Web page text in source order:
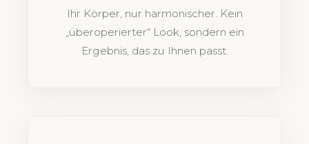
Ihr Körper, nur harmonischer. Kein
„überoperierter“ Look, sondern ein
Ergebnis, das zu Ihnen passt.